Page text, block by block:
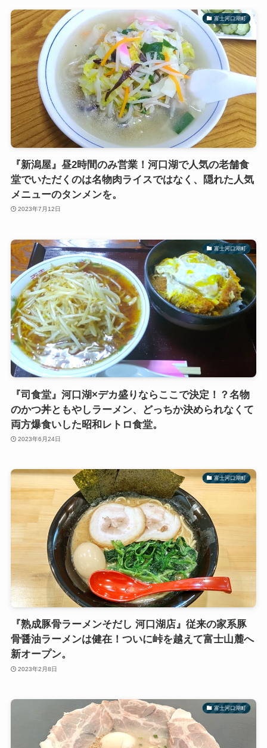
富士河口湖町
『新潟屋』昼2時間のみ営業！河口湖で人気の老舗食
堂でいただくのは名物肉ライスではなく、隠れた人気
メニューのタンメンを。
2023年7月12日
富士河口湖町
『司食堂』河口湖×デカ盛りならここで決定！？名物
のかつ丼ともやしラーメン、どっちか決められなくて
両方爆食いした昭和レトロ食堂。
2023年6月24日
富士河口湖町
『熟成豚骨ラーメンそだし 河口湖店』従来の家系豚
骨醤油ラーメンは健在！ついに峠を越えて富士山麓へ
新オープン。
2023年2月8日
富士河口湖町